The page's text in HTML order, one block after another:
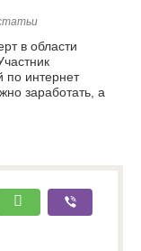
в области
по интернет
заработать, а